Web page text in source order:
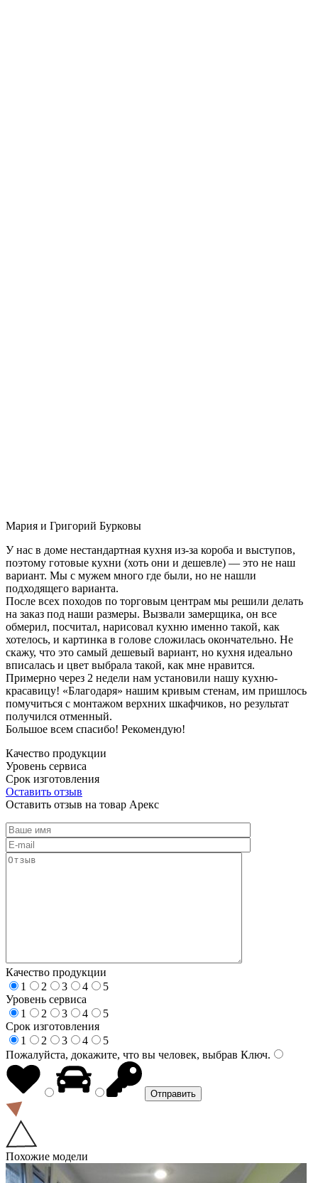
Мария и Григорий Бурковы
У нас в доме нестандартная кухня из-за короба и выступов,
поэтому готовые кухни (хоть они и дешевле) — это не наш
вариант. Мы с мужем много где были, но не нашли
подходящего варианта.
После всех походов по торговым центрам мы решили делать
на заказ под наши размеры. Вызвали замерщика, он все
обмерил, посчитал, нарисовал кухню именно такой, как
хотелось, и картинка в голове сложилась окончательно. Не
скажу, что это самый дешевый вариант, но кухня идеально
вписалась и цвет выбрала такой, как мне нравится.
Примерно через 2 недели нам установили нашу кухню-
красавицу! «Благодаря» нашим кривым стенам, им пришлось
помучиться с монтажом верхних шкафчиков, но результат
получился отменный.
Большое всем спасибо! Рекомендую!
Качество продукции
Уровень сервиса
Срок изготовления
Оставить отзыв
Оставить отзыв на товар Арекс
Качество продукции
1
2 3 4
5
Уровень сервиса
1
2 3 4
5
Срок изготовления
1
2 3 4
5
Пожалуйста, докажите, что вы человек, выбрав Ключ.
Похожие модели